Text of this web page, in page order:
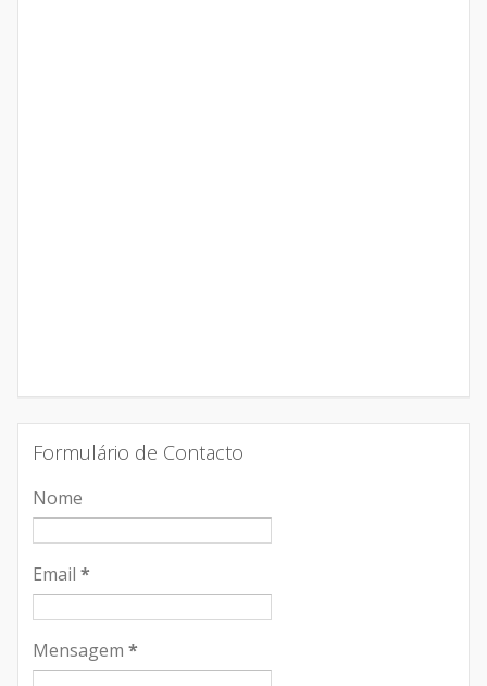
Formulário de Contacto
Nome
Email *
Mensagem *